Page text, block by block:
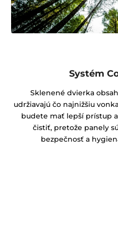
Systém
Sklenené dvierka
udržiavajú čo najnižšiu
budete mať lepší prístup
čistiť, pretože panely
bezpečnosť a